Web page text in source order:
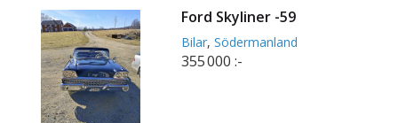
Ford Skyliner -59
Bilar,Södermanland
355 000 :-